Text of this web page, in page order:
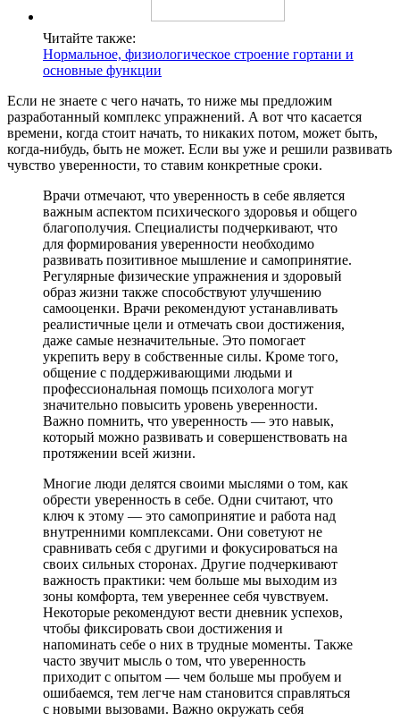
Читайте также:
Нормальное, физиологическое строение гортани и
основные функции
Если не знаете с чего начать, то ниже мы предложим
разработанный комплекс упражнений. А вот что касается
времени, когда стоит начать, то никаких потом, может быть,
когда-нибудь, быть не может. Если вы уже и решили развивать
чувство уверенности, то ставим конкретные сроки.
Врачи отмечают, что уверенность в себе является
важным аспектом психического здоровья и общего
благополучия. Специалисты подчеркивают, что
для формирования уверенности необходимо
развивать позитивное мышление и самопринятие.
Регулярные физические упражнения и здоровый
образ жизни также способствуют улучшению
самооценки. Врачи рекомендуют устанавливать
реалистичные цели и отмечать свои достижения,
даже самые незначительные. Это помогает
укрепить веру в собственные силы. Кроме того,
общение с поддерживающими людьми и
профессиональная помощь психолога могут
значительно повысить уровень уверенности.
Важно помнить, что уверенность — это навык,
который можно развивать и совершенствовать на
протяжении всей жизни.
Многие люди делятся своими мыслями о том, как
обрести уверенность в себе. Одни считают, что
ключ к этому — это самопринятие и работа над
внутренними комплексами. Они советуют не
сравнивать себя с другими и фокусироваться на
своих сильных сторонах. Другие подчеркивают
важность практики: чем больше мы выходим из
зоны комфорта, тем увереннее себя чувствуем.
Некоторые рекомендуют вести дневник успехов,
чтобы фиксировать свои достижения и
напоминать себе о них в трудные моменты. Также
часто звучит мысль о том, что уверенность
приходит с опытом — чем больше мы пробуем и
ошибаемся, тем легче нам становится справляться
с новыми вызовами. Важно окружать себя